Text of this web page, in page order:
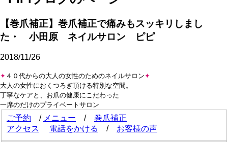
【巻爪補正】巻爪補正で痛みもスッキリしまし
た・ 小田原 ネイルサロン ピピ
2018/11/26
✦ ４０代からの大人の女性のためのネイルサロン✦
大人の女性におくつろぎ頂ける特別な空間。
丁寧なケアと、お爪の健康にこだわった
一席のだけのプライベートサロン
ご予約 / メニュー / 巻爪補正
アクセス
電話をかける / お客様の声